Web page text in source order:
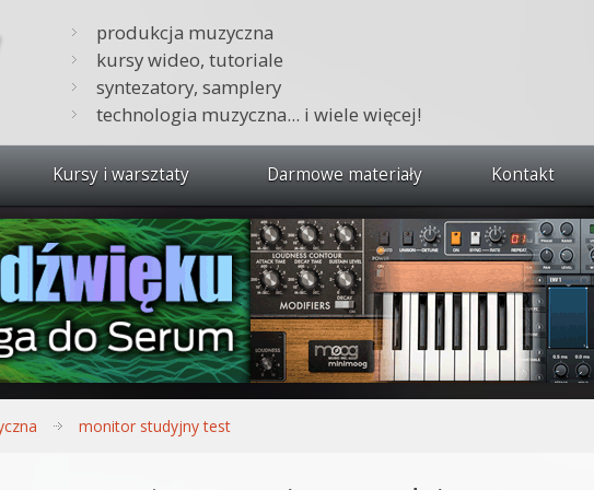
produkcja muzyczna
kursy wideo, tutoriale
syntezatory, samplery
technologia muzyczna... i wiele więcej!
Kursy i warsztaty
Zobacz wszystkie kursy i warsztaty
Synteza dźwięku 🔥
Produkcja muzyczna w praktyce
Bitwig Studio od podstaw
Darmowe materiały Kontakt
monitor studyjny test